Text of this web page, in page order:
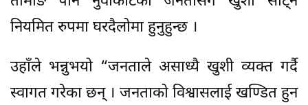
नियमित रुपमा घरदैलोमा हुनुहुन्छ ।
उहाँले भन्नुभयो “जनताले असाध्यै खुशी व्यक्त गर्दै
स्वागत गरेका छन् । जनताको विश्वासलाई खण्डित हुन